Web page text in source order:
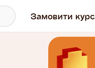
Замовити курс